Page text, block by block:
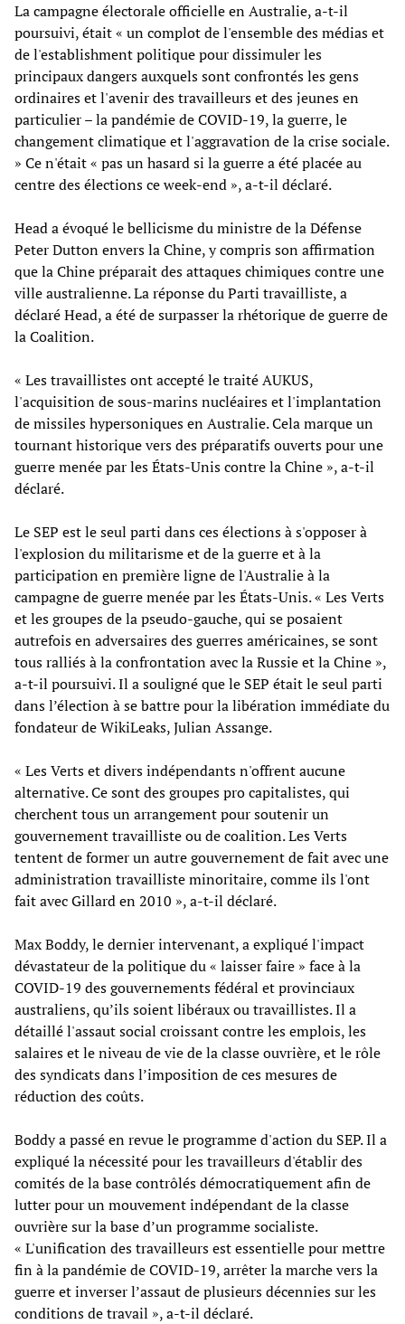
La campagne électorale officielle en Australie, a-t-il
poursuivi, était « un complot de l'ensemble des médias et
de l'establishment politique pour dissimuler les
principaux dangers auxquels sont confrontés les gens
ordinaires et l'avenir des travailleurs et des jeunes en
particulier – la pandémie de COVID-19, la guerre, le
changement climatique et l'aggravation de la crise sociale.
» Ce n'était « pas un hasard si la guerre a été placée au
centre des élections ce week-end », a-t-il déclaré.
Head a évoqué le bellicisme du ministre de la Défense
Peter Dutton envers la Chine, y compris son affirmation
que la Chine préparait des attaques chimiques contre une
ville australienne. La réponse du Parti travailliste, a
déclaré Head, a été de surpasser la rhétorique de guerre de
la Coalition.
« Les travaillistes ont accepté le traité AUKUS,
l'acquisition de sous-marins nucléaires et l'implantation
de missiles hypersoniques en Australie. Cela marque un
tournant historique vers des préparatifs ouverts pour une
guerre menée par les États-Unis contre la Chine », a-t-il
déclaré.
Le SEP est le seul parti dans ces élections à s'opposer à
l'explosion du militarisme et de la guerre et à la
participation en première ligne de l'Australie à la
campagne de guerre menée par les États-Unis. « Les Verts
et les groupes de la pseudo-gauche, qui se posaient
autrefois en adversaires des guerres américaines, se sont
tous ralliés à la confrontation avec la Russie et la Chine »,
a-t-il poursuivi. Il a souligné que le SEP était le seul parti
dans l’élection à se battre pour la libération immédiate du
fondateur de WikiLeaks, Julian Assange.
« Les Verts et divers indépendants n'offrent aucune
alternative. Ce sont des groupes pro capitalistes, qui
cherchent tous un arrangement pour soutenir un
gouvernement travailliste ou de coalition. Les Verts
tentent de former un autre gouvernement de fait avec une
administration travailliste minoritaire, comme ils l'ont
fait avec Gillard en 2010 », a-t-il déclaré.
Max Boddy, le dernier intervenant, a expliqué l'impact
dévastateur de la politique du « laisser faire » face à la
COVID-19 des gouvernements fédéral et provinciaux
australiens, qu’ils soient libéraux ou travaillistes. Il a
détaillé l'assaut social croissant contre les emplois, les
salaires et le niveau de vie de la classe ouvrière, et le rôle
des syndicats dans l’imposition de ces mesures de
réduction des coûts.
Boddy a passé en revue le programme d'action du SEP. Il a
expliqué la nécessité pour les travailleurs d'établir des
comités de la base contrôlés démocratiquement afin de
lutter pour un mouvement indépendant de la classe
ouvrière sur la base d’un programme socialiste.
« L'unification des travailleurs est essentielle pour mettre
fin à la pandémie de COVID-19, arrêter la marche vers la
guerre et inverser l’assaut de plusieurs décennies sur les
conditions de travail », a-t-il déclaré.